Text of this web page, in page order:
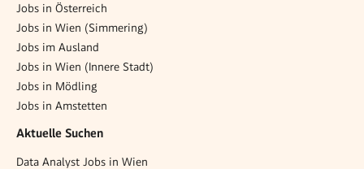
Jobs in Österreich
Jobs in Wien (Simmering)
Jobs im Ausland
Jobs in Wien (Innere Stadt)
Jobs in Mödling
Jobs in Amstetten
Aktuelle Suchen
Data Analyst Jobs in Wien